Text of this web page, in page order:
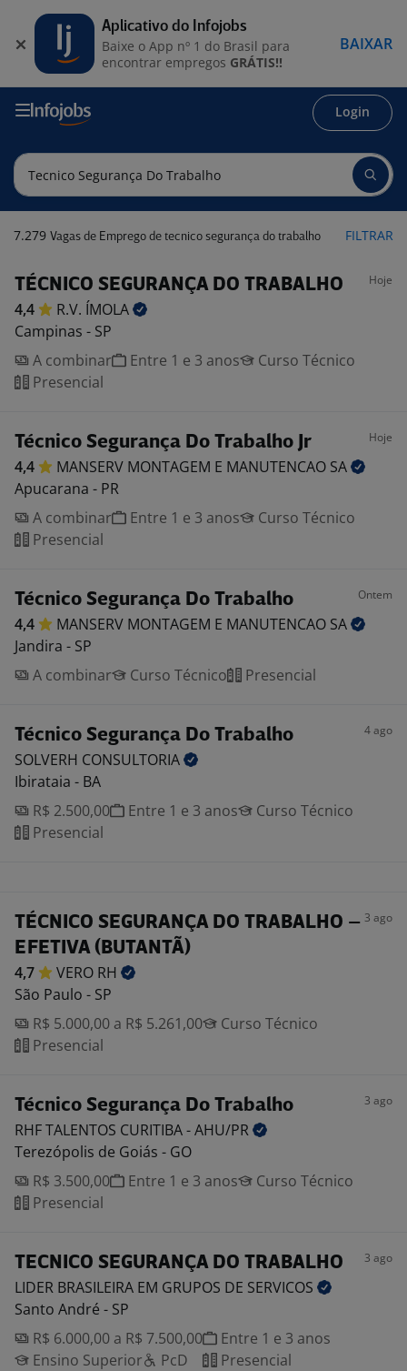
Login
7.279 Vagas de Emprego de tecnico segurança do trabalho FILTRAR
TÉCNICO SEGURANÇA DO TRABALHO Hoje
4,4 R.V. ÍMOLA
Campinas - SP
A combinar
Entre 1 e 3 anos
Curso Técnico
Presencial
Técnico Segurança Do Trabalho Jr Hoje
4,4 MANSERV MONTAGEM E MANUTENCAO SA
Apucarana - PR
A combinar
Entre 1 e 3 anos
Curso Técnico
Presencial
Técnico Segurança Do Trabalho Ontem
4,4 MANSERV MONTAGEM E MANUTENCAO SA
Jandira - SP
A combinar
Curso Técnico Presencial
Técnico Segurança Do Trabalho 4 ago
SOLVERH CONSULTORIA
Ibirataia - BA
R$ 2.500,00
Entre 1 e 3 anos
Curso Técnico
Presencial
TÉCNICO SEGURANÇA DO TRABALHO –
EFETIVA (BUTANTÃ)
3 ago
4,7 VERO RH
São Paulo - SP
R$ 5.000,00 a R$ 5.261,00
Curso Técnico
Presencial
Técnico Segurança Do Trabalho 3 ago
RHF TALENTOS CURITIBA -AHU/PR
Terezópolis de Goiás - GO
R$ 3.500,00
Entre 1 e 3 anos
Curso Técnico
Presencial
TECNICO SEGURANÇA DO TRABALHO 3 ago
LIDER BRASILEIRA EM GRUPOS DE SERVICOS
Santo André - SP
R$ 6.000,00 a R$ 7.500,00
Entre 1 e 3 anos
Ensino Superior
PcD Presencial
Aplicativo do Infojobs
Baixe o App nº 1 do Brasil para
encontrar empregos GRÁTIS!!
BAIXAR